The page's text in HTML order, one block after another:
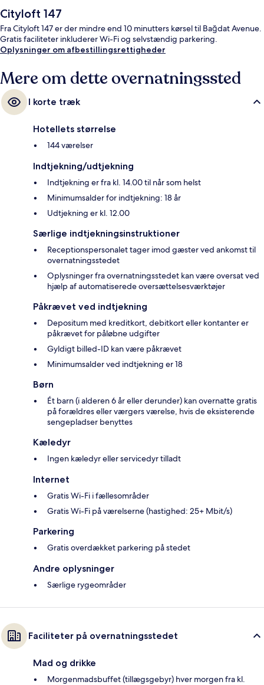
Cityloft 147
Fra Cityloft 147 er der mindre end 10 minutters kørsel til Bağdat Avenue.
Gratis faciliteter inkluderer Wi-Fi og selvstændig parkering.
Oplysninger om afbestillingsrettigheder
Mere om dette overnatningssted
I korte træk
Hotellets størrelse
144 værelser
Indtjekning/udtjekning
Indtjekning er fra kl. 14.00 til når som helst
Minimumsalder for indtjekning: 18 år
Udtjekning er kl. 12.00
Særlige indtjekningsinstruktioner
Receptionspersonalet tager imod gæster ved ankomst til
overnatningsstedet
Oplysninger fra overnatningsstedet kan være oversat ved
hjælp af automatiserede oversættelsesværktøjer
Påkrævet ved indtjekning
Depositum med kreditkort, debitkort eller kontanter er
påkrævet for påløbne udgifter
Gyldigt billed-ID kan være påkrævet
Minimumsalder ved indtjekning er 18
Børn
Ét barn (i alderen 6 år eller derunder) kan overnatte gratis
på forældres eller værgers værelse, hvis de eksisterende
sengepladser benyttes
Kæledyr
Ingen kæledyr eller servicedyr tilladt
Internet
Gratis Wi-Fi i fællesområder
Gratis Wi-Fi på værelserne (hastighed: 25+ Mbit/s)
Parkering
Gratis overdækket parkering på stedet
Andre oplysninger
Særlige rygeområder
Faciliteter på overnatningsstedet
Mad og drikke
Morgenmadsbuffet (tillægsgebyr) hver morgen fra kl.